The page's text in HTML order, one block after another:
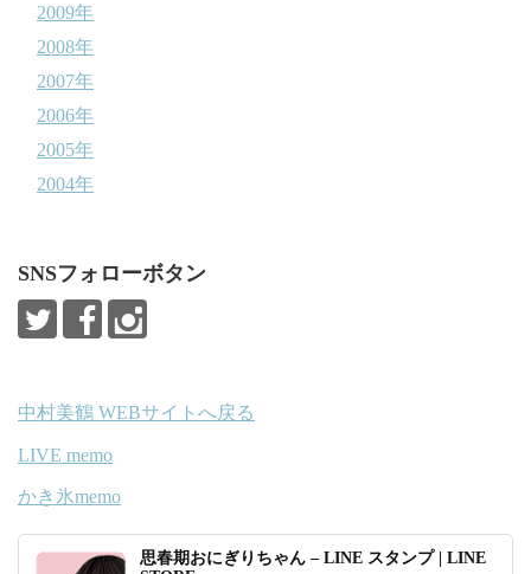
2009年
2008年
2007年
2006年
2005年
2004年
SNSフォローボタン
中村美鶴 WEBサイトへ戻る
LIVE memo
かき氷memo
思春期おにぎりちゃん – LINE スタンプ | LINE